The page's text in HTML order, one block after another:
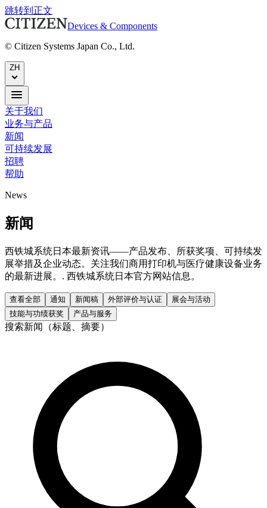
跳转到正文
Devices & Components
© Citizen Systems Japan Co., Ltd.
ZH
关于我们
业务与产品
新闻
可持续发展
招聘
帮助
News
新闻
西铁城系统日本最新资讯——产品发布、所获奖项、可持续发
展举措及企业动态。关注我们商用打印机与医疗健康设备业务
的最新进展。. 西铁城系统日本官方网站信息。
查看全部 通知 新闻稿 外部评价与认证
展会与活动
技能与功绩获奖
产品与服务
搜索新闻（标题、摘要）